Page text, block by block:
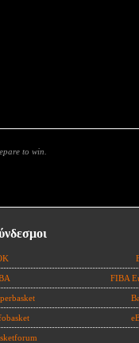
to win.
FIBA